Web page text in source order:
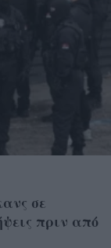
σε
πριν από